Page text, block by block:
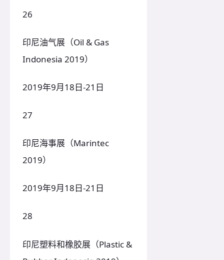
26
印尼油气展（Oil & Gas
Indonesia 2019）
2019年9月18日-21日
27
印尼海事展（Marintec
2019）
2019年9月18日-21日
28
印尼塑料和橡胶展（Plastic &